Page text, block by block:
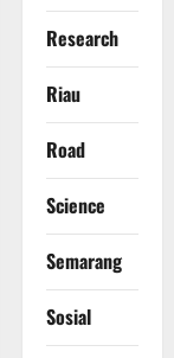
Research
Riau
Road
Science
Semarang
Sosial